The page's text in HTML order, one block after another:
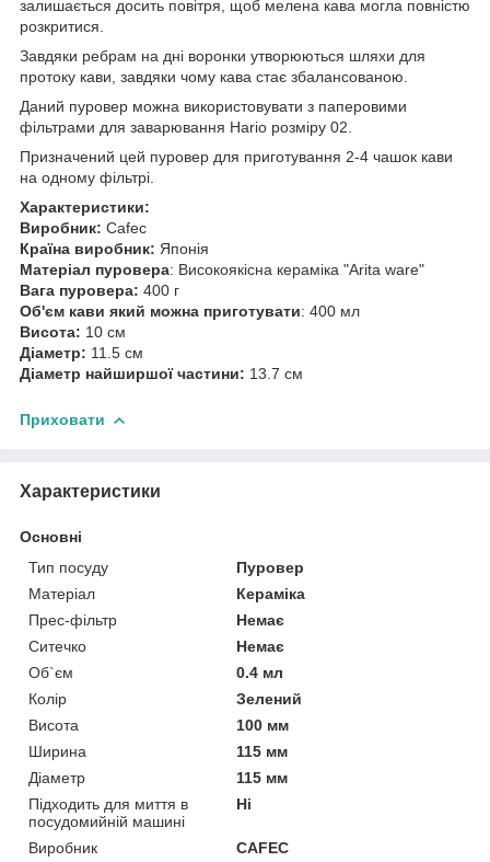
залишається досить повітря, щоб мелена кава могла повністю
розкритися.
Завдяки ребрам на дні воронки утворюються шляхи для
протоку кави, завдяки чому кава стає збалансованою.
Даний пуровер можна використовувати з паперовими
фільтрами для заварювання Hario розміру 02.
Призначений цей пуровер для приготування 2-4 чашок кави
на одному фільтрі.
Характеристики:
Виробник: Cafec
Країна виробник: Японія
Матеріал пуровера: Високоякісна кераміка "Arita ware"
Вага пуровера: 400 г
Об'єм кави який можна приготувати: 400 мл
Висота: 10 см
Діаметр: 11.5 см
Діаметр найширшої частини: 13.7 см
Приховати
Характеристики
Основні
Тип посуду
Пуровер
Матеріал
Кераміка
Прес-фільтр
Немає
Ситечко
Немає
Об`єм
0.4 мл
Колір
Зелений
Висота
100 мм
Ширина
115 мм
Діаметр
115 мм
Підходить для миття в
посудомийній машині
Ні
Виробник
CAFEC